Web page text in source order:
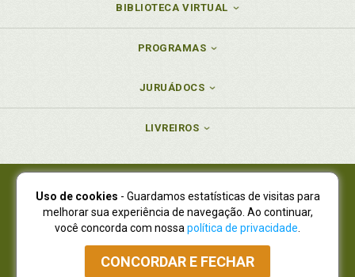
BIBLIOTECA VIRTUAL
PROGRAMAS
JURUÁDOCS
LIVREIROS
Juruá Editora Ltda., CNPJ 77.535.508/0001-19
Juruá Informática Ltda., CNPJ 01.701.561/0001-80
NOVO ENDEREÇO:R. Flávio Dallegrave, 7665, São Lourenço |
Curitiba - Paraná - CEP 82210-310
Atendimento: (41) 4009-3900|Vendas Atacado: (41) 4009-3939
Uso de cookies - Guardamos estatísticas de visitas para
melhorar sua experiência de navegação. Ao continuar,
você concorda com nossa política de privacidade
CONCORDAR E FECHAR